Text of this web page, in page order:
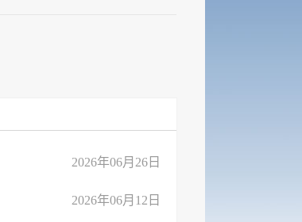
2026年06月26日
2026年06月12日